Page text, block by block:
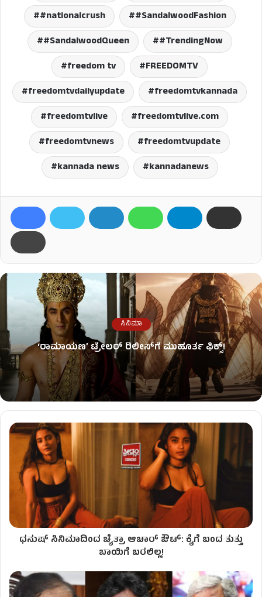
#nationalcrush
#SandalwoodFashion
#SandalwoodQueen
#TrendingNow
freedom tv
FREEDOMTV
freedomtvdailyupdate
freedomtvkannada
freedomtvlive
freedomtvlive.com
freedomtvnews
freedomtvupdate
kannada news
kannadanews
ಸಿನಿಮಾ
‘ರಾಮಾಯಣ’ ಟ್ರೇಲರ್ ರಿಲೀಸ್​ಗೆ ಮುಹೂರ್ತ ಫಿಕ್ಸ್!
ಧನುಷ್ ಸಿನಿಮಾದಿಂದ ಚೈತ್ರಾ ಆಚಾರ್ ಔಟ್: ಕೈಗೆ ಬಂದ ತುತ್ತು
ಬಾಯಿಗೆ ಬರಲಿಲ್ಲ!